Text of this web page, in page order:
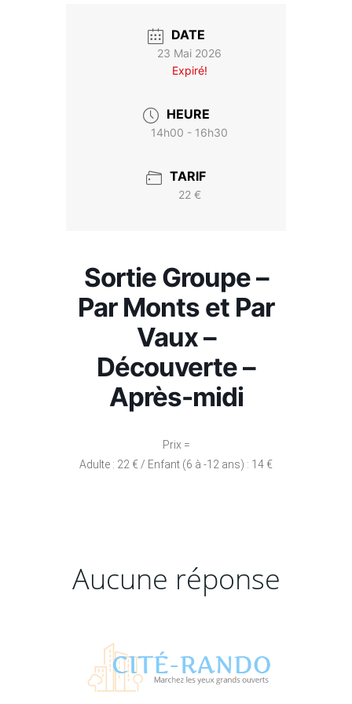
DATE
23 Mai 2026
Expiré!
HEURE
14h00 - 16h30
TARIF
22 €
Sortie Groupe –
Par Monts et Par
Vaux –
Découverte –
Après-midi
Prix =
Adulte : 22 € / Enfant (6 à -12 ans) : 14 €
Aucune réponse